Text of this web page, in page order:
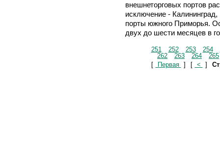
внешнеторговых портов
исключение -
порты южного Приморья.
двух до шести месяцев в
251 252 253 254
262
263 264
265
[
Первая ] [ < ]